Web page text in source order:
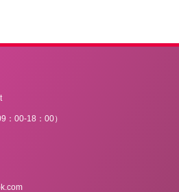
：00-18：00）